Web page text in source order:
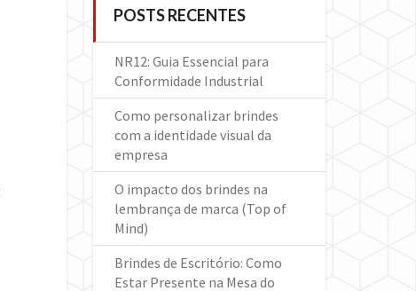
POSTS RECENTES
NR12: Guia Essencial para
Conformidade Industrial
Como personalizar brindes
com a identidade visual da
empresa
O impacto dos brindes na
lembrança de marca (Top of
Mind)
Brindes de Escritório: Como
Estar Presente na Mesa do